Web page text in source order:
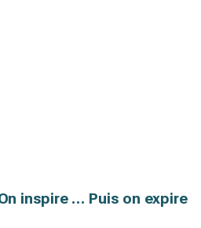
inspire … Puis on expire